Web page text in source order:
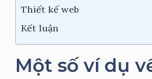
Thiết kế web
Kết luận
Một số ví dụ